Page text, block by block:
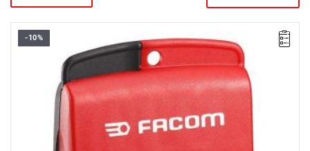
• Zabierak 1/4" - 6,35 mm.
• Zawiera:
- 3 końcówki do śrub Phillips®: EP.601T - EP.602T (x2).
- 3 końcówki do śrub Pozidriv®: ED.601T - ED.602T (x2).
- 4 końcówki Torx®: T10 - T20 - T25 - T30.
• Dostarczane w kompaktowym etui poliamidowym bardzo
odpornym na uderzenia i substancje chemiczne.
-10%